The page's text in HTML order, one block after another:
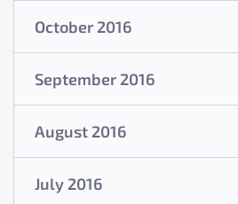
October 2016
September 2016
August 2016
July 2016